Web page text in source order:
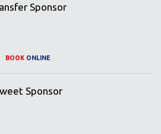
Sponsor
BOOK ONLINE
Sponsor